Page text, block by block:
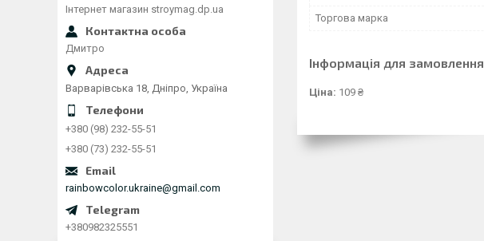
Торгова марка
Інформація для замовлення
Ціна: 109 ₴
Інтернет магазин stroymag.dp.ua
Дмитро
Варварівська 18, Дніпро, Україна
+380 (98) 232-55-51
+380 (73) 232-55-51
rainbowcolor.ukraine@gmail.com
+380982325551